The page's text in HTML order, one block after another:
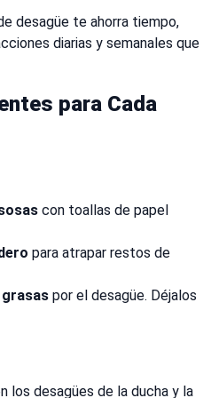
desagüe te ahorra tiempo,
diarias y semanales que
para Cada
con toallas de papel
para atrapar restos de
por el desagüe. Déjalos
los desagües de la ducha y la